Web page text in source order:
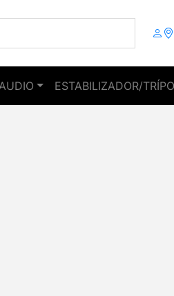
ESTABILIZADOR/